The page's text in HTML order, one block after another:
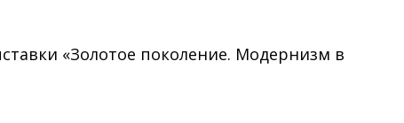
«Золотое поколение. Модернизм в